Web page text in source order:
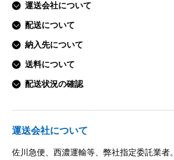
運送会社について
配送について
納入先について
送料について
配送状況の確認
運送会社について
佐川急便、西濃運輸等、弊社指定委託業者。